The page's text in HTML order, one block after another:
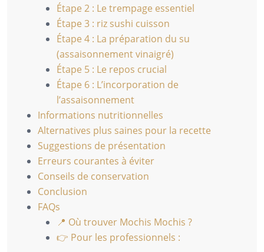
Étape 2 : Le trempage essentiel
Étape 3 : riz sushi cuisson
Étape 4 : La préparation du su
(assaisonnement vinaigré)
Étape 5 : Le repos crucial
Étape 6 : L’incorporation de
l’assaisonnement
Informations nutritionnelles
Alternatives plus saines pour la recette
Suggestions de présentation
Erreurs courantes à éviter
Conseils de conservation
Conclusion
FAQs
📍 Où trouver Mochis Mochis ?
👉 Pour les professionnels :